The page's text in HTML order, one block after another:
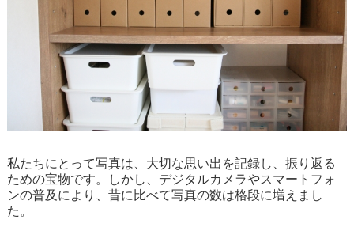
私たちにとって写真は、大切な思い出を記録し、振り返る
ための宝物です。しかし、デジタルカメラやスマートフォ
ンの普及により、昔に比べて写真の数は格段に増えまし
た。